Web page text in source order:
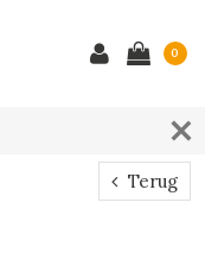
0
Terug